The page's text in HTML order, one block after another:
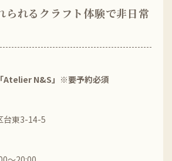
られるクラフト体験で非日常
Atelier N&S」※要予約必須
台東3-14-5